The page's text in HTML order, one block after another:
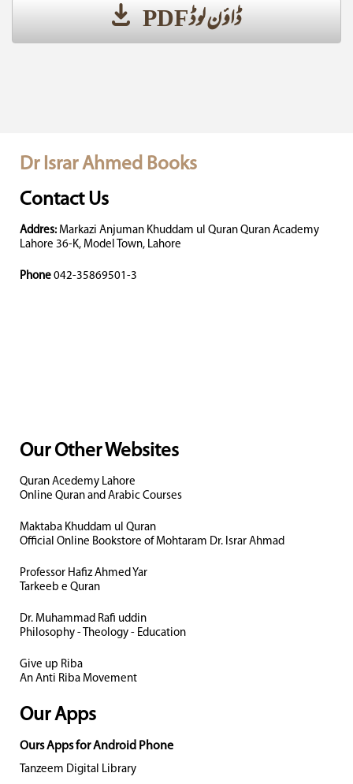
ڈاؤن لوڈ PDF
Dr Israr Ahmed Books
Contact Us
Addres: Markazi Anjuman Khuddam ul Quran Quran Academy
Lahore 36-K, Model Town, Lahore
Phone 042-35869501-3
Our Other Websites
Quran Acedemy Lahore
Online Quran and Arabic Courses
Maktaba Khuddam ul Quran
Official Online Bookstore of Mohtaram Dr. Israr Ahmad
Professor Hafiz Ahmed Yar
Tarkeeb e Quran
Dr. Muhammad Rafi uddin
Philosophy - Theology - Education
Give up Riba
An Anti Riba Movement
Our Apps
Ours Apps for Android Phone
Tanzeem Digital Library